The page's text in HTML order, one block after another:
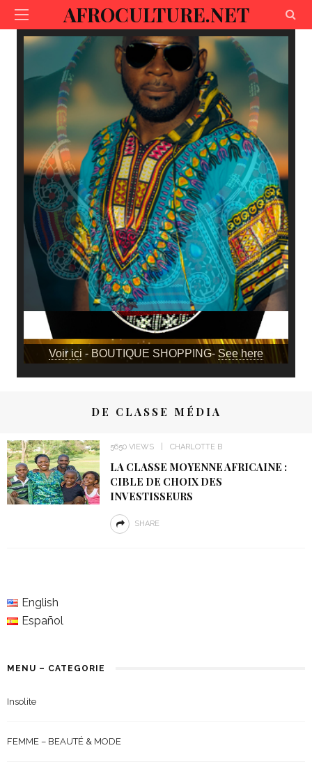
AFROCULTURE.NET
Voir ici - BOUTIQUE SHOPPING- See here
DE CLASSE MÉDIA
5650 VIEWS CHARLOTTE B
LA CLASSE MOYENNE AFRICAINE :
CIBLE DE CHOIX DES
INVESTISSEURS
SHARE
English
Español
MENU – CATEGORIE
Insolite
FEMME – BEAUTÉ & MODE